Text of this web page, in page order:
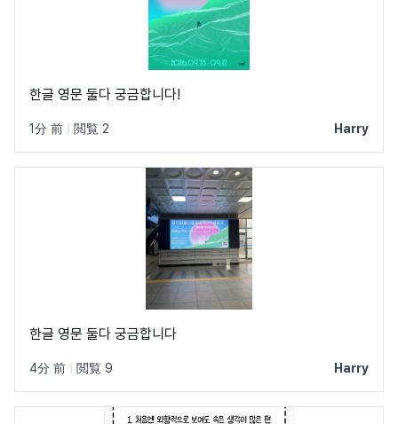
한글 영문 둘다 궁금합니다!
1分 前 閲覧 2 Harry
한글 영문 둘다 궁금합니다
4分 前 閲覧 9 Harry